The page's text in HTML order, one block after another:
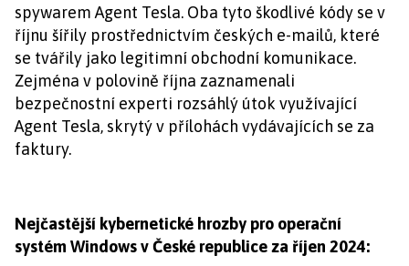
spywarem Agent Tesla. Oba tyto škodlivé kódy se v
říjnu šířily prostřednictvím českých e-mailů, které
se tvářily jako legitimní obchodní komunikace.
Zejména v polovině října zaznamenali
bezpečnostní experti rozsáhlý útok využívající
Agent Tesla, skrytý v přílohách vydávajících se za
faktury.
Nejčastější kybernetické hrozby pro operační
systém Windows v České republice za říjen 2024: